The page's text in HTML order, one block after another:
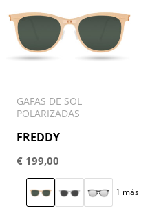
GAFAS DE SOL
POLARIZADAS
FREDDY
€ 199,00
1 más